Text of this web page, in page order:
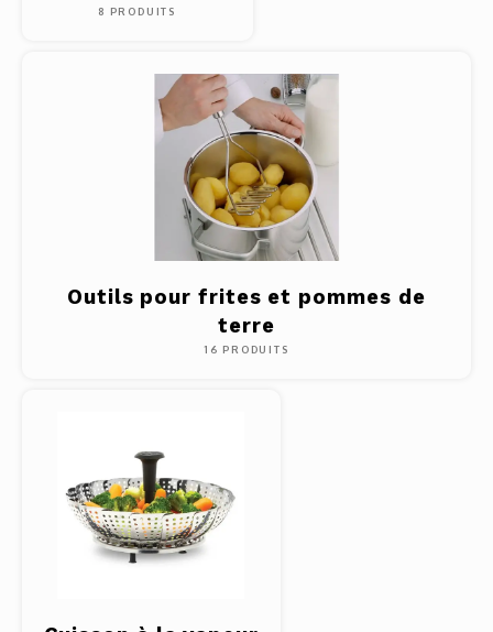
8 PRODUITS
Outils pour frites et pommes de
terre
16 PRODUITS